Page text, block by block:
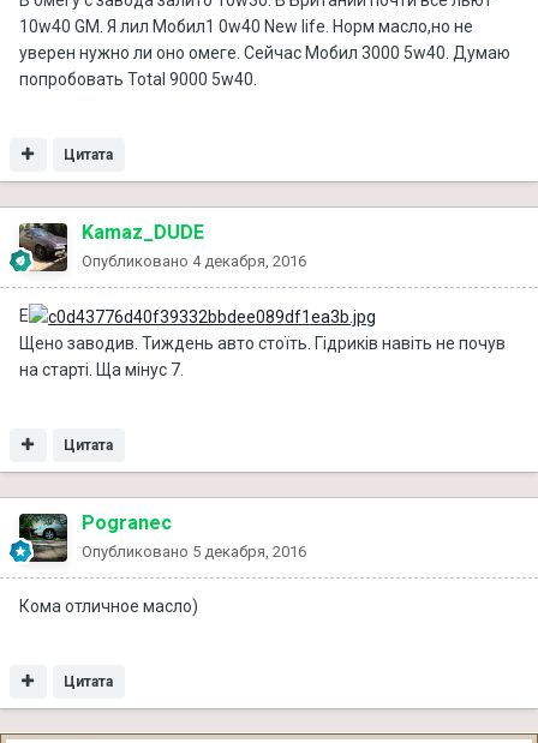
10w40 GM. Я лил Мобил1 0w40 New life. Норм масло,но не
уверен нужно ли оно омеге. Сейчас Мобил 3000 5w40. Думаю
попробовать Total 9000 5w40.
Цитата
Kamaz_DUDE
Опубликовано 4 декабря, 2016
Е
Щено заводив. Тиждень авто стоїть. Гідриків навіть не почув
на старті. Ща мінус 7.
Цитата
Pogranec
Опубликовано 5 декабря, 2016
Кома отличное масло)
Цитата